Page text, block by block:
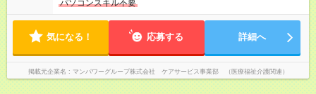
パソコンスキル不要
気になる！ 応募する 詳細へ
掲載元企業名 マンパワーグループ株式会社 ケアサービス事業部 （医療福祉介護関連）